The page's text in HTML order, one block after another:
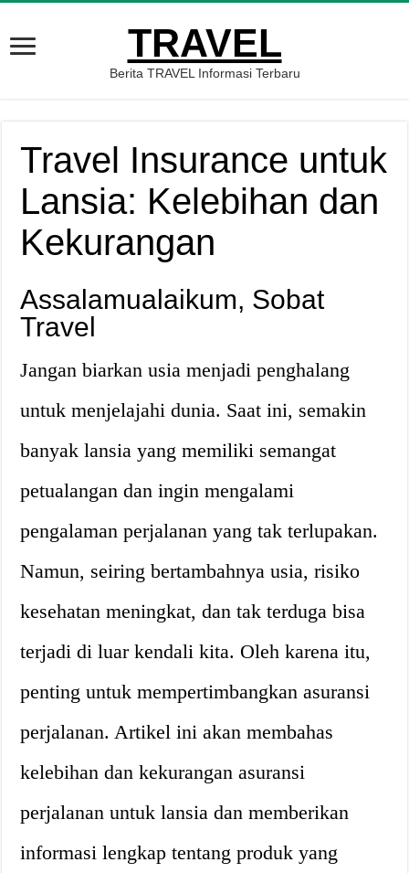
TRAVEL
Berita TRAVEL Informasi Terbaru
Travel Insurance untuk
Lansia: Kelebihan dan
Kekurangan
Assalamualaikum, Sobat
Travel
Jangan biarkan usia menjadi penghalang
untuk menjelajahi dunia. Saat ini, semakin
banyak lansia yang memiliki semangat
petualangan dan ingin mengalami
pengalaman perjalanan yang tak terlupakan.
Namun, seiring bertambahnya usia, risiko
kesehatan meningkat, dan tak terduga bisa
terjadi di luar kendali kita. Oleh karena itu,
penting untuk mempertimbangkan asuransi
perjalanan. Artikel ini akan membahas
kelebihan dan kekurangan asuransi
perjalanan untuk lansia dan memberikan
informasi lengkap tentang produk yang